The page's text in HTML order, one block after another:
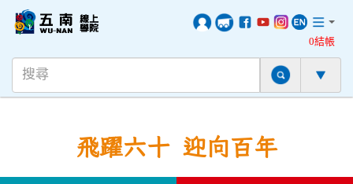
0結帳
飛躍六十 迎向百年